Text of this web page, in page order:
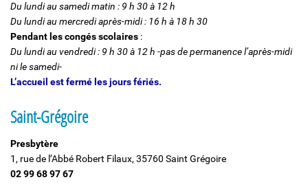
Du lundi au samedi matin : 9 h 30 à 12 h
Du lundi au mercredi après-midi : 16 h à 18 h 30
Pendant les congés scolaires :
Du lundi au vendredi : 9 h 30 à 12 h -pas de permanence l’après-midi
ni le samedi-
L’accueil est fermé les jours fériés.
Saint-Grégoire
Presbytère
1, rue de l’Abbé Robert Filaux, 35760 Saint Grégoire
02 99 68 97 67